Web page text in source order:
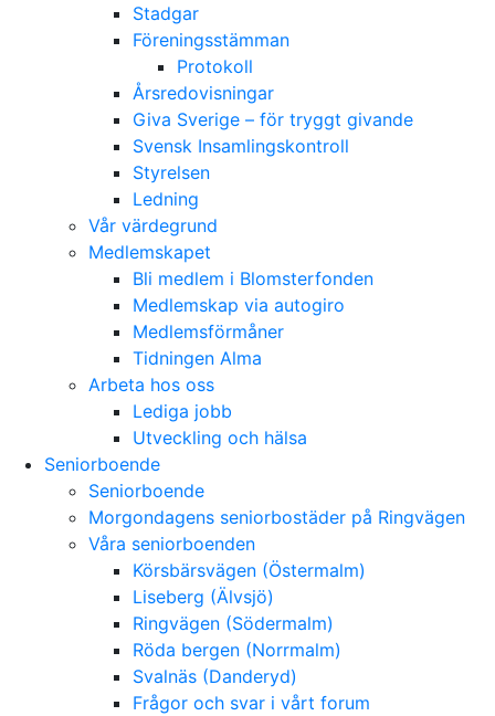
Stadgar
Föreningsstämman
Protokoll
Årsredovisningar
Giva Sverige – för tryggt givande
Svensk Insamlingskontroll
Styrelsen
Ledning
Vår värdegrund
Medlemskapet
Bli medlem i Blomsterfonden
Medlemskap via autogiro
Medlemsförmåner
Tidningen Alma
Arbeta hos oss
Lediga jobb
Utveckling och hälsa
Seniorboende
Seniorboende
Morgondagens seniorbostäder på Ringvägen
Våra seniorboenden
Körsbärsvägen (Östermalm)
Liseberg (Älvsjö)
Ringvägen (Södermalm)
Röda bergen (Norrmalm)
Svalnäs (Danderyd)
Frågor och svar i vårt forum